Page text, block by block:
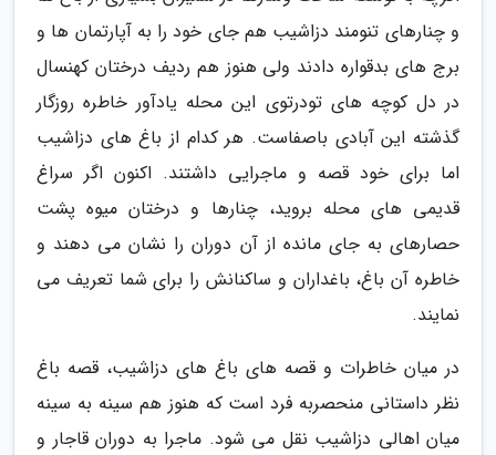
و چنارهای تنومند دزاشیب هم جای خود را به آپارتمان ها و
برج های بدقواره دادند ولی هنوز هم ردیف درختان کهنسال
در دل کوچه های تودرتوی این محله یادآور خاطره روزگار
گذشته این آبادی باصفاست. هر کدام از باغ های دزاشیب
اما برای خود قصه و ماجرایی داشتند. اکنون اگر سراغ
قدیمی های محله بروید، چنارها و درختان میوه پشت
حصارهای به جای مانده از آن دوران را نشان می دهند و
خاطره آن باغ، باغداران و ساکنانش را برای شما تعریف می
نمایند.
در میان خاطرات و قصه های باغ های دزاشیب، قصه باغ
نظر داستانی منحصربه فرد است که هنوز هم سینه به سینه
میان اهالی دزاشیب نقل می شود. ماجرا به دوران قاجار و